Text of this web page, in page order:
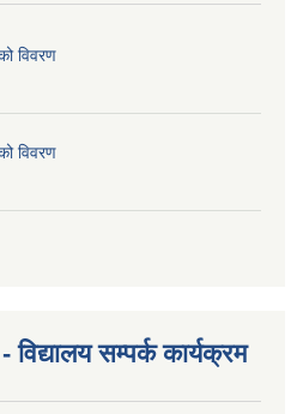
विवरण
विवरण
सम्पर्क कार्यक्रम